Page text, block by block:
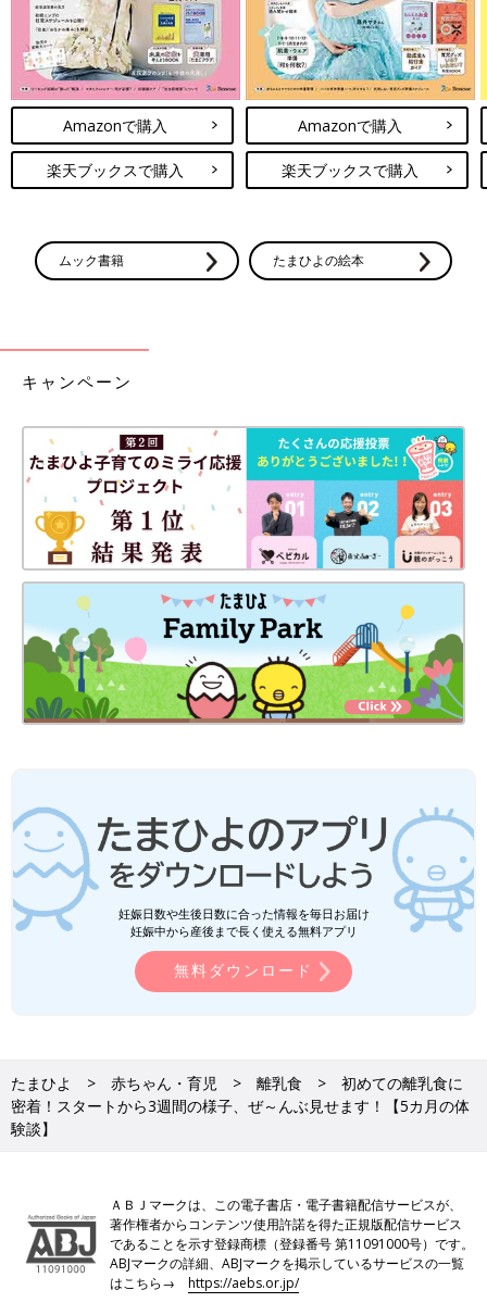
Amazonで購入
楽天ブックスで購入
Amazonで購入
楽天ブックスで購入
ムック書籍 たまひよの絵本
キャンペーン
妊娠日数や生後日数に合った情報を毎日お届け
妊娠中から産後まで長く使える無料アプリ
無料ダウンロード
たまひよ 赤ちゃん・育児 離乳食
初めての離乳食に
密着！スタートから3週間の様子、ぜ～んぶ見せます！【5カ月の体
験談】
ＡＢＪマークは、この電子書店・電子書籍配信サービスが、
著作権者からコンテンツ使用許諾を得た正規版配信サービス
であることを示す登録商標（登録番号 第11091000号）です。
ABJマークの詳細、ABJマークを掲示しているサービスの一覧
はこちら→https://aebs.or.jp/